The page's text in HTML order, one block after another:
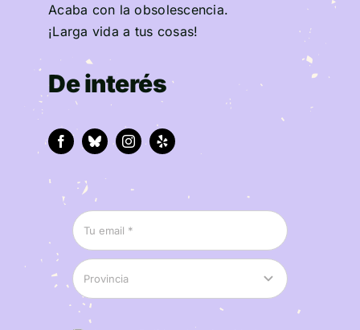
Acaba con la obsolescencia.
¡Larga vida a tus cosas!
De interés